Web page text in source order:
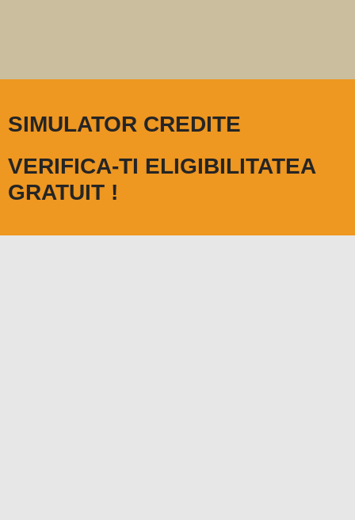
SIMULATOR CREDITE
VERIFICA-TI ELIGIBILITATEA
GRATUIT !